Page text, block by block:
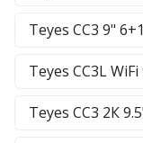
Teyes CC3 9"
Teyes CC3L
Teyes CC3 2К